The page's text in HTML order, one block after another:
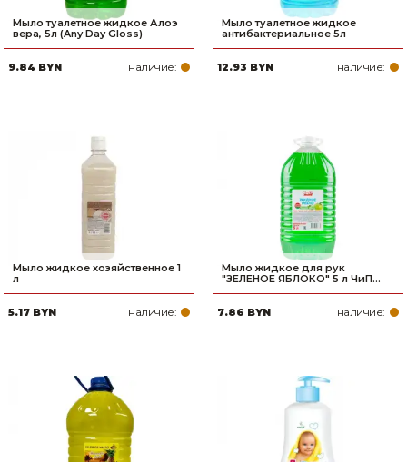
Мыло туалетное жидкое Алоэ
вера, 5л (Any Day Gloss)
9.84 BYN наличие:
Мыло туалетное жидкое
антибактериальное 5л
12.93 BYN наличие:
Мыло жидкое хозяйственное 1
л
5.17 BYN наличие:
Мыло жидкое для рук
"ЗЕЛЕНОЕ ЯБЛОКО" 5 л ЧиП...
7.86 BYN наличие: